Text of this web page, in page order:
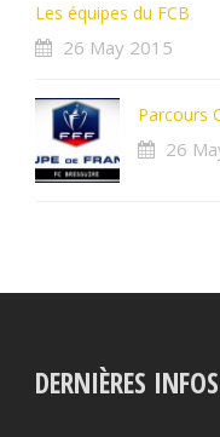
Les équipes du FCB
26 May 2015
Parcours
26
DERNIÈRES